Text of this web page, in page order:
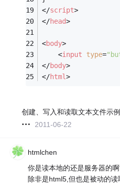
</script>
</head>
<body>
<input type=
</body>
</html>
创建、写入和读取文本文件示例
2011-06-22
htmlchen
你是读本地的还是服务器的
除非是html5,但也是被动的